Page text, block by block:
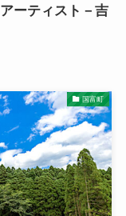
ーティスト－吉
国富町